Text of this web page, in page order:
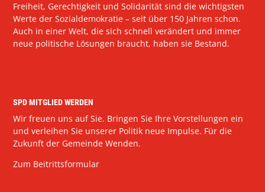
Freiheit, Gerechtigkeit und Solidarität sind die wichtigsten
Werte der Sozialdemokratie – seit über 150 Jahren schon.
Auch in einer Welt, die sich schnell verändert und immer
neue politische Lösungen braucht, haben sie Bestand.
SPD MITGLIED WERDEN
Wir freuen uns auf Sie. Bringen Sie Ihre Vorstellungen ein
und verleihen Sie unserer Politik neue Impulse. Für die
Zukunft der Gemeinde Wenden.
Zum Beitrittsformular